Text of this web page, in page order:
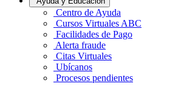
Centro de Ayuda
Cursos Virtuales ABC
Facilidades de Pago
Alerta fraude
Citas Virtuales
Ubícanos
Procesos pendientes